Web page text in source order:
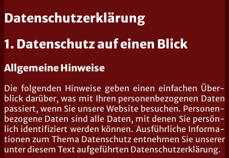
Datenschutzerklärung
1. Datenschutz auf einen Blick
Allgemeine Hinweise
Die fol­gen­den Hin­wei­se geben einen ein­fa­chen Über­
blick dar­über, was mit Ihren per­so­nen­be­zo­ge­nen Daten
pas­siert, wenn Sie unse­re Web­site besu­chen. Per­so­nen­
be­zo­ge­ne Daten sind alle Daten, mit denen Sie per­sön­
lich iden­ti­fi­ziert wer­den kön­nen. Aus­führ­li­che Infor­ma­
tio­nen zum The­ma Daten­schutz ent­neh­men Sie unse­rer
unter die­sem Text auf­ge­führ­ten Datenschutzerklärung.